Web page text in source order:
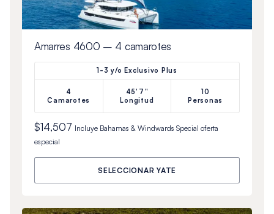
Amarres 4600 – 4 camarotes
1-3 y/o Exclusivo Plus
4
Camarotes
45'7"
Longitud
10
Personas
$14,507 Incluye Bahamas & Windwards Special oferta
especial
SELECCIONAR YATE